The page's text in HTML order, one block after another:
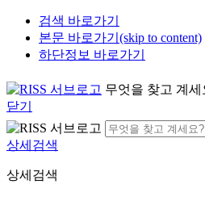
검색 바로가기
본문 바로가기(skip to content)
하단정보 바로가기
무엇을 찾고 계세
닫기
상세검색
상세검색